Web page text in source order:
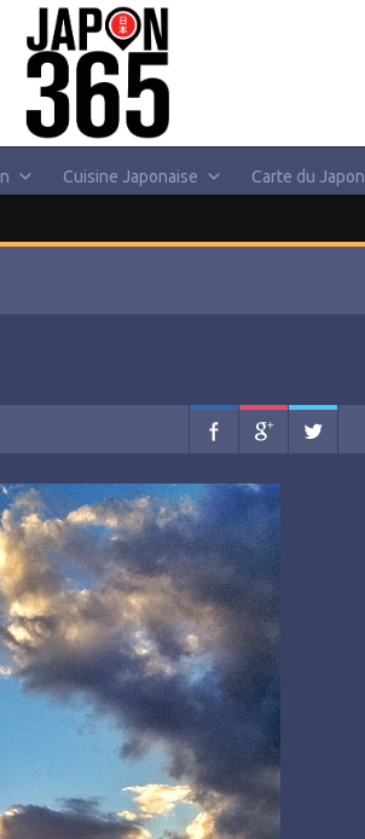
Cuisine Japonaise Carte du Japon